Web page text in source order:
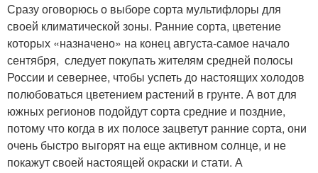
Сразу оговорюсь о выборе сорта мультифлоры для
своей климатической зоны. Ранние сорта, цветение
которых «назначено» на конец августа-самое начало
сентября, следует покупать жителям средней полосы
России и севернее, чтобы успеть до настоящих холодов
полюбоваться цветением растений в грунте. А вот для
южных регионов подойдут сорта средние и поздние,
потому что когда в их полосе зацветут ранние сорта, они
очень быстро выгорят на еще активном солнце, и не
покажут своей настоящей окраски и стати. А